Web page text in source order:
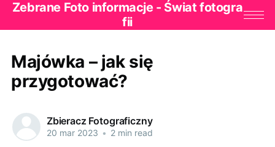
Zebrane Foto informacje - Świat fotogra
fii
Majówka – jak się
przygotować?
Zbieracz Fotograficzny
20 mar 2023 • 2 min read